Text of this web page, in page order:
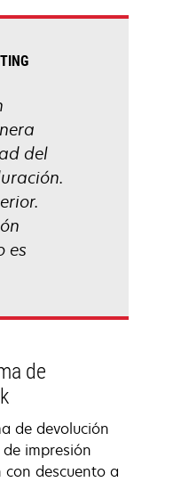
del
es
de
de devolución
impresión
descuento a